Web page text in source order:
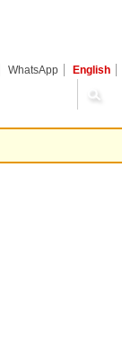
WhatsApp English